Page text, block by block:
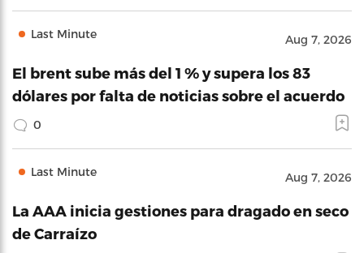
Last Minute Aug 7, 2026
El brent sube más del 1 % y supera los 83
dólares por falta de noticias sobre el acuerdo
0
Last Minute Aug 7, 2026
La AAA inicia gestiones para dragado en seco
de Carraízo